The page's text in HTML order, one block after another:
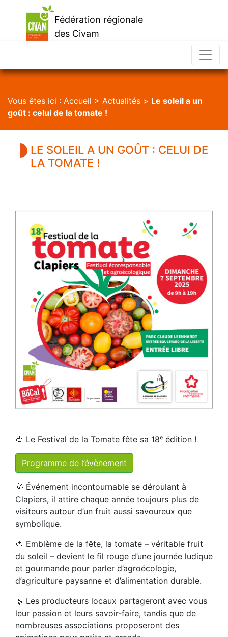
Fédération régionale
des Civam
Vous êtes ici : Accueil > Actualités > Le soleil a un
goût : celui de la tomate !
LE SOLEIL A UN GOÛT : CELUI DE
LA TOMATE !
🍅 Le Festival de la Tomate fête sa 18ᵉ édition !
Programme de l’évènement
🌞 Événement incontournable se déroulant à
Clapiers, il attire chaque année toujours plus de
visiteurs autour d’un fruit aussi savoureux que
symbolique.
🍅 Emblème de la fête, la tomate – véritable fruit
du soleil – devient le fil rouge d’une journée ludique
et gourmande pour parler d’agroécologie,
d’agriculture paysanne et d’alimentation durable.
🌿 Les producteurs locaux partageront avec vous
leur passion et leurs savoir-faire, tandis que de
nombreuses associations proposeront des